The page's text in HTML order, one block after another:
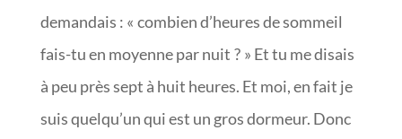
demandais : « combien d’heures de sommeil
fais-tu en moyenne par nuit ? » Et tu me disais
à peu près sept à huit heures. Et moi, en fait je
suis quelqu’un qui est un gros dormeur. Donc